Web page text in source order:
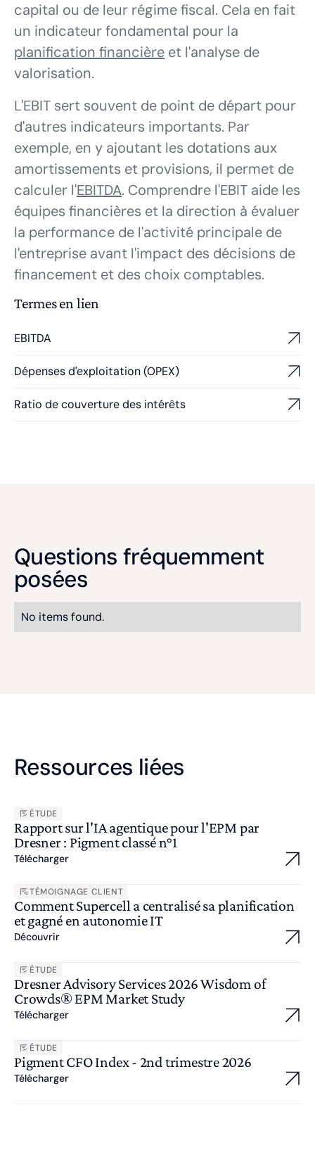
capital ou de leur régime fiscal. Cela en fait
un indicateur fondamental pour la
planification financière et l'analyse de
valorisation.
L'EBIT sert souvent de point de départ pour
d'autres indicateurs importants. Par
exemple, en y ajoutant les dotations aux
amortissements et provisions, il permet de
calculer l'EBITDA. Comprendre l'EBIT aide les
équipes financières et la direction à évaluer
la performance de l'activité principale de
l'entreprise avant l'impact des décisions de
financement et des choix comptables.
Termes en lien
EBITDA
Dépenses d'exploitation (OPEX)
Ratio de couverture des intérêts
Questions fréquemment
posées
No items found.
Ressources liées
ÉTUDE
Rapport sur l'IA agentique pour l'EPM par
Dresner : Pigment classé n°1
Télécharger
TÉMOIGNAGE CLIENT
Comment Supercell a centralisé sa planification
et gagné en autonomie IT
Découvrir
ÉTUDE
Dresner Advisory Services 2026 Wisdom of
Crowds® EPM Market Study
Télécharger
ÉTUDE
Pigment CFO Index - 2nd trimestre 2026
Télécharger